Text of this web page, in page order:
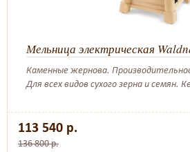
Мельница электрическая
Каменные жернова.
Для всех видов сухого зерна и семян.
113 540 р.
136 800 р.